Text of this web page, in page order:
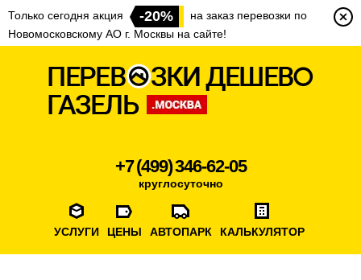
Только сегодня акция -20%
на заказ перевозки по
Новомосковскому АО г. Москвы на сайте!
+7 (499) 346-62-05
круглосуточно
УСЛУГИ ЦЕНЫ АВТОПАРК КАЛЬКУЛЯТОР